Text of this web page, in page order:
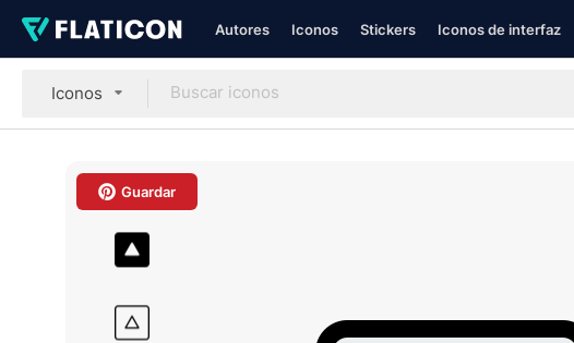
Autores Iconos Stickers Iconos de interfaz
Iconos
Guardar